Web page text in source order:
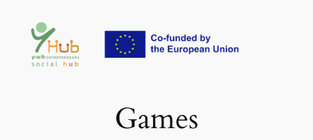
contenu
Games